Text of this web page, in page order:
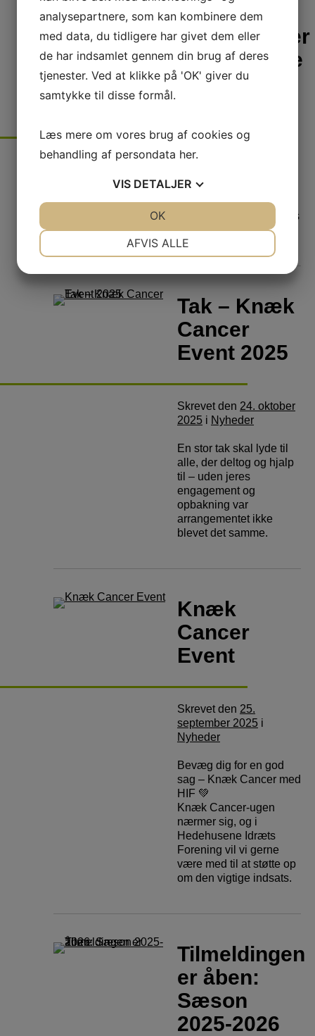
Ordensregler
Hedehusene
Idræts
Skrevet
Nyheder
💚 Fælles regler – fælles
glæde 💚
Tak – Knæk
Cancer
Event 2025
Skrevetden 24. oktober
2025 i Nyheder
En stor tak skal lyde til
alle, der deltog og hjalp
til – uden jeres
engagement og
opbakning var
arrangementet ikke
blevet det samme.
Knæk
Cancer
Event
Skrevetden 25.
september 2025 i
Nyheder
Bevæg dig for en god
sag – Knæk Cancer med
HIF 💚
Knæk Cancer-ugen
nærmer sig, og i
Hedehusene Idræts
Forening vil vi gerne
være med til at støtte op
om den vigtige indsats.
Tilmeldingen
er åben:
Sæson
2025-2026
analysepartnere, som kan kombinere dem
med data, du tidligere har givet dem eller
de har indsamlet gennem din brug af deres
tjenester. Ved at klikke på 'OK' giver du
samtykke til disse formål.
Læs mere om vores brug af cookies og
behandling af persondata her.
VIS DETALJER
AFVIS ALLE
OK